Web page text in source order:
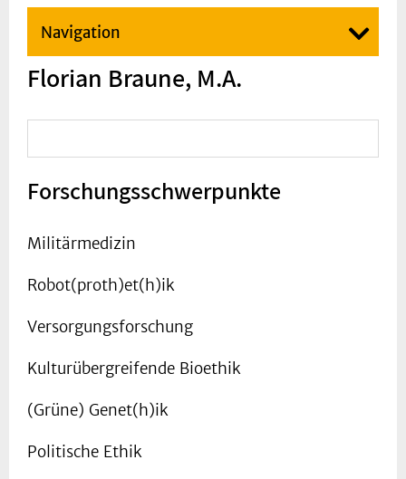
Navigation
Florian Braune, M.A.
Forschungsschwerpunkte
Militärmedizin
Robot(proth)et(h)ik
Versorgungsforschung
Kulturübergreifende Bioethik
(Grüne) Genet(h)ik
Politische Ethik